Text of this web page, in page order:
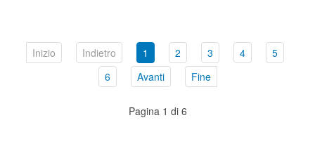
Inizio Indietro 1 2 3 4
5
6
Avanti Fine
Pagina 1 di 6